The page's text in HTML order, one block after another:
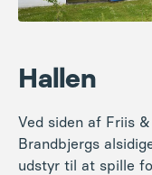
Hallen
Ved siden af Friis
Brandbjergs
udstyr til at spille